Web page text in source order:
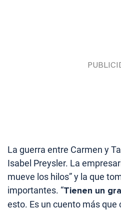
La guerra entre Carmen y
Isabel Preysler. La
mueve los hilos” y la que
importantes. “Tienen un
esto. Es un cuento más que